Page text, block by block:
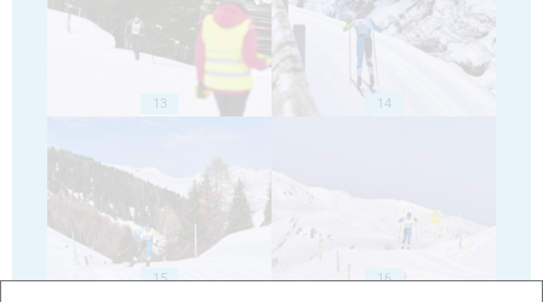
13 14
15 16